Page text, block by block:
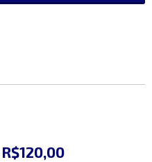
R$120,00